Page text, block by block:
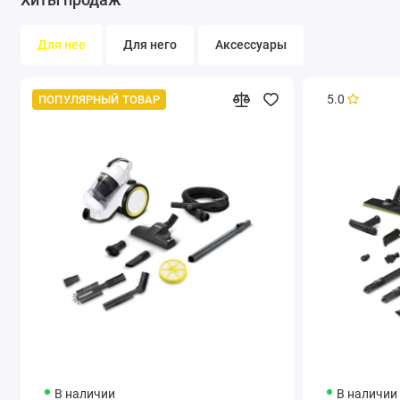
конкретным условиям и пожеланиям заказчика. Проект
Для нее Для него Аксессуары
ПОПУЛЯРНЫЙ ТОВАР
В наличии
5.0
В наличии